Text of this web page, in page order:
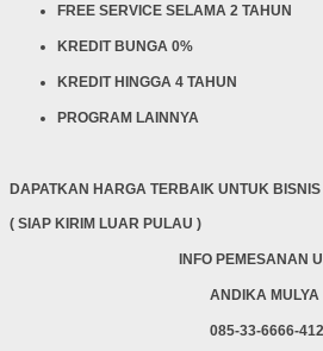
FREE SERVICE SELAMA 2 TAHUN
KREDIT BUNGA 0%
KREDIT HINGGA 4 TAHUN
PROGRAM LAINNYA
DAPATKAN HARGA TERBAIK UNTUK
( SIAP KIRIM LUAR PULAU )
INFO PEMESANAN
ANDIKA MULYA
085-33-6666-412